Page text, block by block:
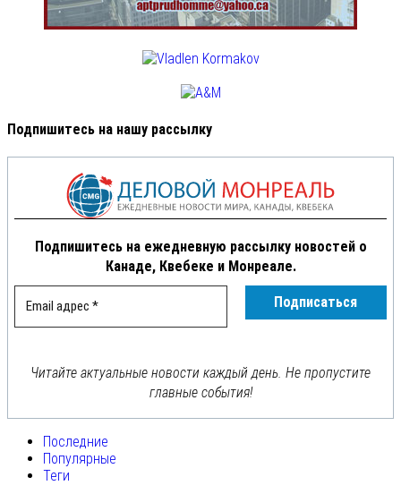
Подпишитесь на нашу рассылку
Подпишитесь на ежедневную рассылку новостей о
Канаде, Квебеке и Монреале.
Читайте актуальные новости каждый день. Не пропустите
главные события!
Последние
Популярные
Теги